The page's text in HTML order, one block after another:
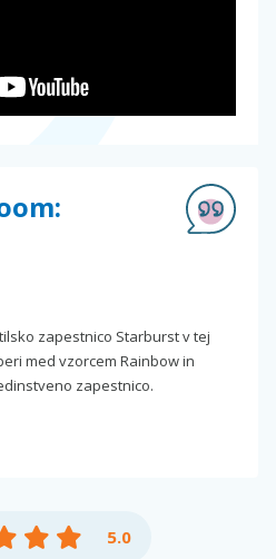
zapestnico Starburst v tej
med vzorcem Rainbow in
zapestnico.
5.0